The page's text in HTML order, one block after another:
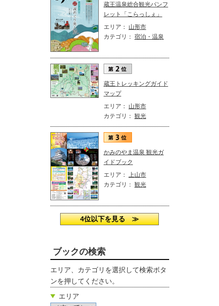
蔵王温泉総合観光パンフ
レット「こらっしぇ」
エリア： 山形市
カテゴリ： 宿泊・温泉
蔵王トレッキングガイド
マップ
エリア： 山形市
カテゴリ： 観光
かみのやま温泉 観光ガ
イドブック
エリア： 上山市
カテゴリ： 観光
4位以下を見る ≫
ブックの検索
エリア、カテゴリを選択して検索ボタ
ンを押してください。
エリア